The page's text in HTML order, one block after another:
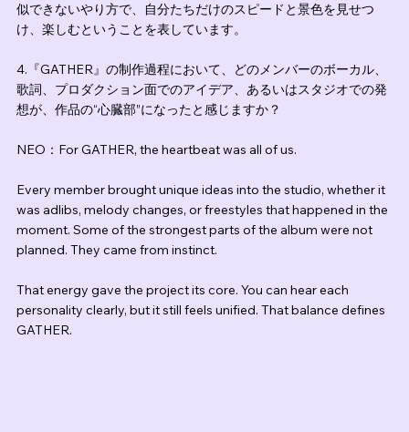
似できないやり方で、自分たちだけのスピードと景色を見せつ
け、楽しむということを表しています。
4.『GATHER』の制作過程において、どのメンバーのボーカル、
歌詞、プロダクション面でのアイデア、あるいはスタジオでの発
想が、作品の“心臓部”になったと感じますか？
NEO：For GATHER, the heartbeat was all of us.
Every member brought unique ideas into the studio, whether it
was adlibs, melody changes, or freestyles that happened in the
moment. Some of the strongest parts of the album were not
planned. They came from instinct.
That energy gave the project its core. You can hear each
personality clearly, but it still feels unified. That balance defines
GATHER.